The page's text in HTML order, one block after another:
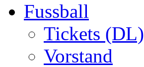
Fussball
Tickets (DL)
Vorstand